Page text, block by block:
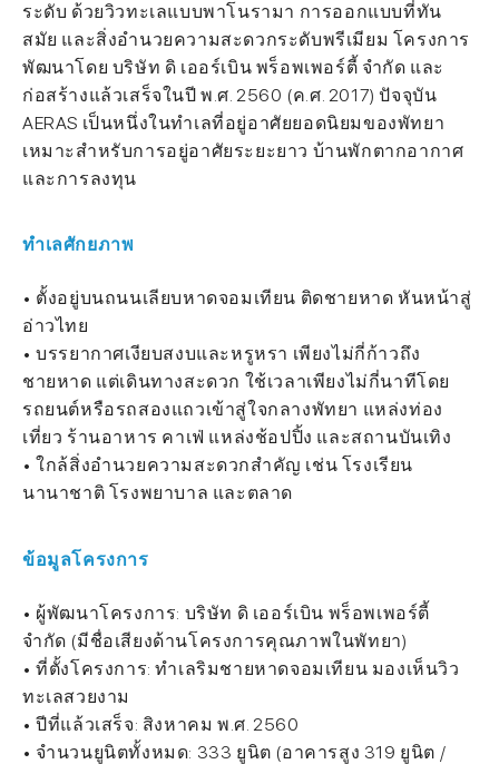
ระดับ ด้วยวิวทะเลแบบพาโนรามา การออกแบบที่ทัน
สมัย และสิ่งอำนวยความสะดวกระดับพรีเมียม โครงการ
พัฒนาโดย บริษัท ดิ เออร์เบิน พร็อพเพอร์ตี้ จำกัด และ
ก่อสร้างแล้วเสร็จในปี พ.ศ. 2560 (ค.ศ. 2017) ปัจจุบัน
AERAS เป็นหนึ่งในทำเลที่อยู่อาศัยยอดนิยมของพัทยา
เหมาะสำหรับการอยู่อาศัยระยะยาว บ้านพักตากอากาศ
และการลงทุน
ทำเลศักยภาพ
• ตั้งอยู่บนถนนเลียบหาดจอมเทียน ติดชายหาด หันหน้าสู่
อ่าวไทย
• บรรยากาศเงียบสงบและหรูหรา เพียงไม่กี่ก้าวถึง
ชายหาด แต่เดินทางสะดวก ใช้เวลาเพียงไม่กี่นาทีโดย
รถยนต์หรือรถสองแถวเข้าสู่ใจกลางพัทยา แหล่งท่อง
เที่ยว ร้านอาหาร คาเฟ่ แหล่งช้อปปิ้ง และสถานบันเทิง
• ใกล้สิ่งอำนวยความสะดวกสำคัญ เช่น โรงเรียน
นานาชาติ โรงพยาบาล และตลาด
ข้อมูลโครงการ
• ผู้พัฒนาโครงการ: บริษัท ดิ เออร์เบิน พร็อพเพอร์ตี้
จำกัด (มีชื่อเสียงด้านโครงการคุณภาพในพัทยา)
• ที่ตั้งโครงการ: ทำเลริมชายหาดจอมเทียน มองเห็นวิว
ทะเลสวยงาม
• ปีที่แล้วเสร็จ: สิงหาคม พ.ศ. 2560
• จำนวนยูนิตทั้งหมด: 333 ยูนิต (อาคารสูง 319 ยูนิต /